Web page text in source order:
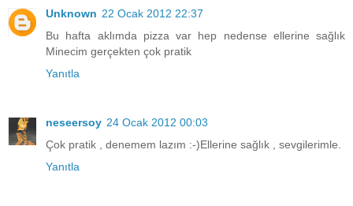
Unknown 22 Ocak 2012 22:37
Bu hafta aklımda pizza var hep nedense ellerine sağlık
Minecim gerçekten çok pratik
Yanıtla
neseersoy 24 Ocak 2012 00:03
Çok pratik , denemem lazım :-)Ellerine sağlık , sevgilerimle.
Yanıtla